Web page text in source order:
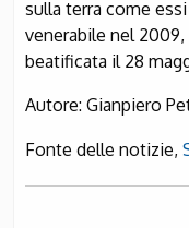
sulla terra come
venerabile nel
beatificata il 28
Autore: Gianpiero
Fonte delle notizie,